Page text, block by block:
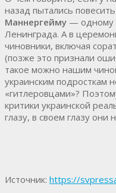
назад пытались
Маннергейму — одному
Ленинграда. А в
чиновники, включая
(позже это признали
такое можно нашим
украинским подросткам
«гитлеровцами»?
критики украинской
глазу, в своем глазу они
Источник: https://